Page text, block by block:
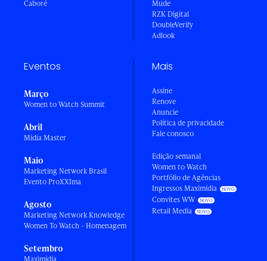
Caboré
Mude
RZK Digital
DoubleVerify
Adlook
Eventos
Março
Women to Watch Summit
Abril
Mídia Master
Maio
Marketing Network Brasil
Evento ProXXIma
Agosto
Marketing Network Knowledge
Women To Watch - Homenagem
Setembro
Mais
Assine
Renove
Anuncie
Política de privacidade
Fale conosco
Edição semanal
Women to Watch
Portfólio de Agências
Ingressos Maximídia
Convites WW
Retail Media